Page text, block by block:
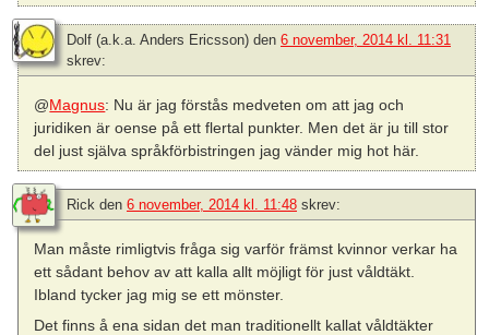
Dolf (a.k.a. Anders Ericsson) den 6 november, 2014 kl. 11:31
skrev:
@Magnus: Nu är jag förstås medveten om att jag och
juridiken är oense på ett flertal punkter. Men det är ju till stor
del just själva språkförbistringen jag vänder mig hot här.
Rick den 6 november, 2014 kl. 11:48 skrev:
Man måste rimligtvis fråga sig varför främst kvinnor verkar ha
ett sådant behov av att kalla allt möjligt för just våldtäkt.
Ibland tycker jag mig se ett mönster.
Det finns å ena sidan det man traditionellt kallat våldtäkter